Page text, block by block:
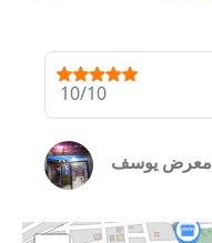
10/10
معرض يوسف